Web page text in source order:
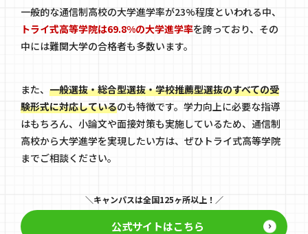
一般的な通信制高校の大学進学率が23%程度といわれる中、
トライ式高等学院は69.8%の大学進学率を誇っており、その
中には難関大学の合格者も多数います。
また、 一般選抜・総合型選抜・学校推薦型選抜のすべての受
験形式に対応しているのも特徴です。学力向上に必要な指導
はもちろん、小論文や面接対策も実施しているため、通信制
高校から大学進学を実現したい方は、ぜひトライ式高等学院
までご相談ください。
キャンパスは全国125ヶ所以上！
公式サイトはこちら